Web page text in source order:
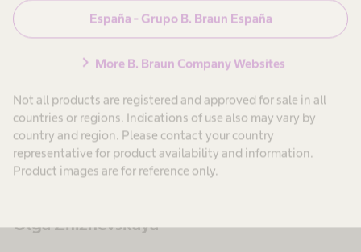
España - Grupo B. Braun España
chevron_right More B. Braun Company Websites
Not all products are registered and approved for sale in all
countries or regions. Indications of use also may vary by
country and region. Please contact your country
representative for product availability and information.
Product images are for reference only.
Olga Zhiznevskaya